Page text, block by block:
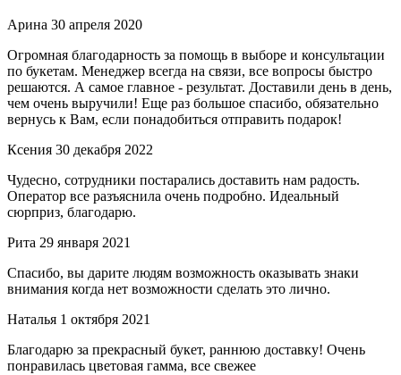
Арина 30 апреля 2020
Огромная благодарность за помощь в выборе и консультации
по букетам. Менеджер всегда на связи, все вопросы быстро
решаются. А самое главное - результат. Доставили день в день,
чем очень выручили! Еще раз большое спасибо, обязательно
вернусь к Вам, если понадобиться отправить подарок!
Ксения 30 декабря 2022
Чудесно, сотрудники постарались доставить нам радость.
Оператор все разъяснила очень подробно. Идеальный
сюрприз, благодарю.
Рита 29 января 2021
Спасибо, вы дарите людям возможность оказывать знаки
внимания когда нет возможности сделать это лично.
Наталья 1 октября 2021
Благодарю за прекрасный букет, раннюю доставку! Очень
понравилась цветовая гамма, все свежее